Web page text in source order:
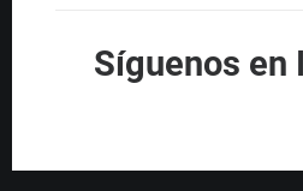
Síguenos en